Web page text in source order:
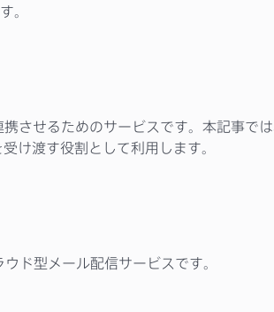
。
させるためのサービスです。本記事では
渡す役割として利用します。
ド型メール配信サービスです。